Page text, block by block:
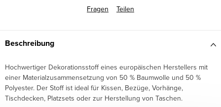
Fragen
Teilen
Beschreibung
Hochwertiger Dekorationsstoff eines europäischen Herstellers mit
einer Materialzusammensetzung von 50 % Baumwolle und 50 %
Polyester. Der Stoff ist ideal für Kissen, Bezüge, Vorhänge,
Tischdecken, Platzsets oder zur Herstellung von Taschen.